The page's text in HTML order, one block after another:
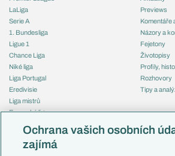
LaLiga
Serie A
1. Bundesliga
Ligue 1
Chance Liga
Niké liga
Liga Portugal
Eredivisie
Liga mistrů
Evropská liga
Mistrovství světa
Liga národů
Previews
Komentáře
Názory a
Fejetony
Životopisy
Profily,
Rozhovory
Tipy a
Česko
Ochrana vašich osobních
zajímá